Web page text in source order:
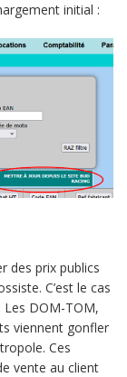
initial :
des prix publics
C’est le cas
DOM-TOM,
viennent gonfler
Ces
vente au client